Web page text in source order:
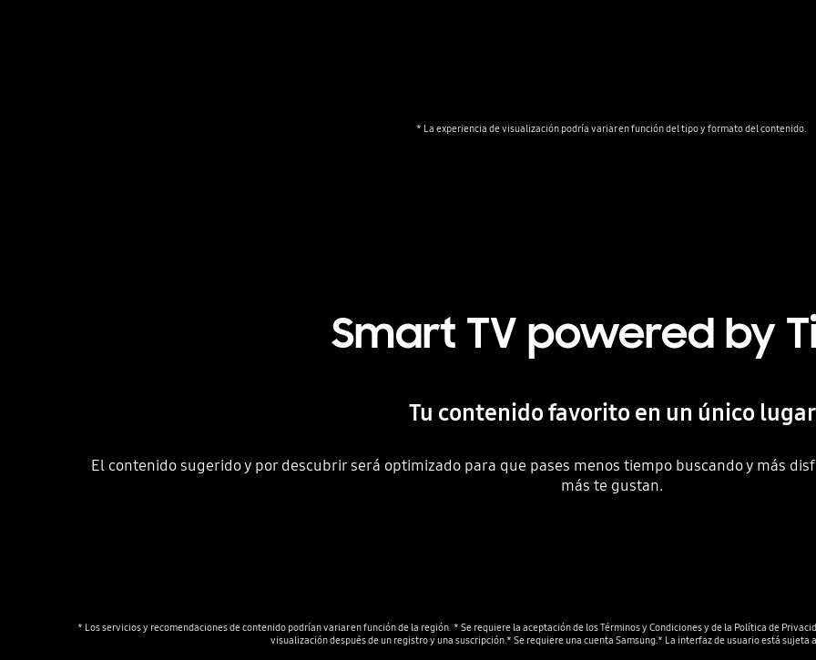
Smart TV powered by
Tu contenido favorito en un único lugar
El contenido sugerido y por descubrir será optimizado para que pases menos tiempo buscando y más
más te gustan.
* Los servicios y recomendaciones de contenido podrían variar en función de la región. * Se requiere la aceptación de los Términos y Condiciones y de la Política de